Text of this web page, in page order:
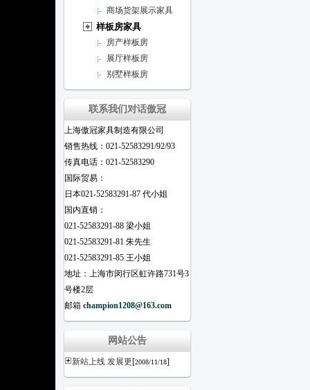
商场货架展示家具
样板房家具
房产样板房
展厅样板房
别墅样板房
联系我们对话傲冠
上海傲冠家具制造有限公司
销售热线：021-52583291/92/93
传真电话：021-52583290
国际贸易：
日本021-52583291-87 代小姐
国内直销：
021-52583291-88 梁小姐
021-52583291-81 朱先生
021-52583291-85 王小姐
地址：上海市闵行区虹许路731号3
号楼2层
邮箱 champion1208@163.com
网站公告
新站上线 发展更[2008/11/18]